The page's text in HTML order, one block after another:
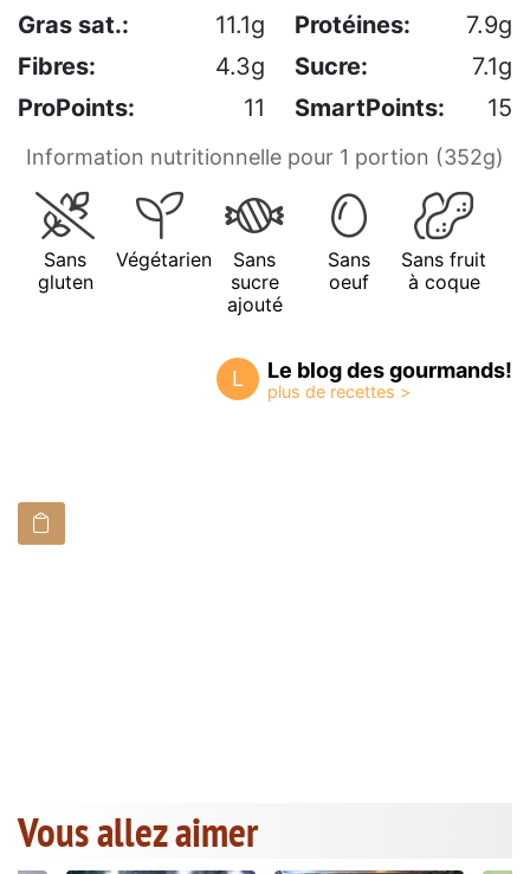
Gras sat.:
11.1g Protéines:
7.9g
Fibres:
4.3g Sucre:
7.1g
ProPoints:
11 SmartPoints: 15
Information nutritionnelle pour 1 portion (352g)
Sans
gluten
Végétarien
Sans
sucre
ajouté
Sans
oeuf
Sans fruit
à coque
L Le blog des gourmands!
Vous allez aimer